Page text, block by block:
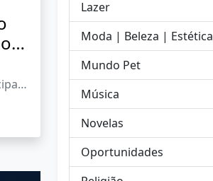
Lazer
Moda | Beleza | Estética
Mundo Pet
Música
Novelas
Oportunidades